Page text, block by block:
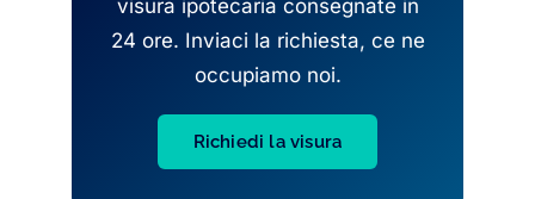
visura ipotecaria consegnate in
24 ore. Inviaci la richiesta, ce ne
occupiamo noi.
Richiedi la visura